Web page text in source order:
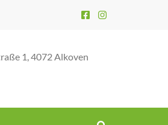
1, 4072 Alkoven